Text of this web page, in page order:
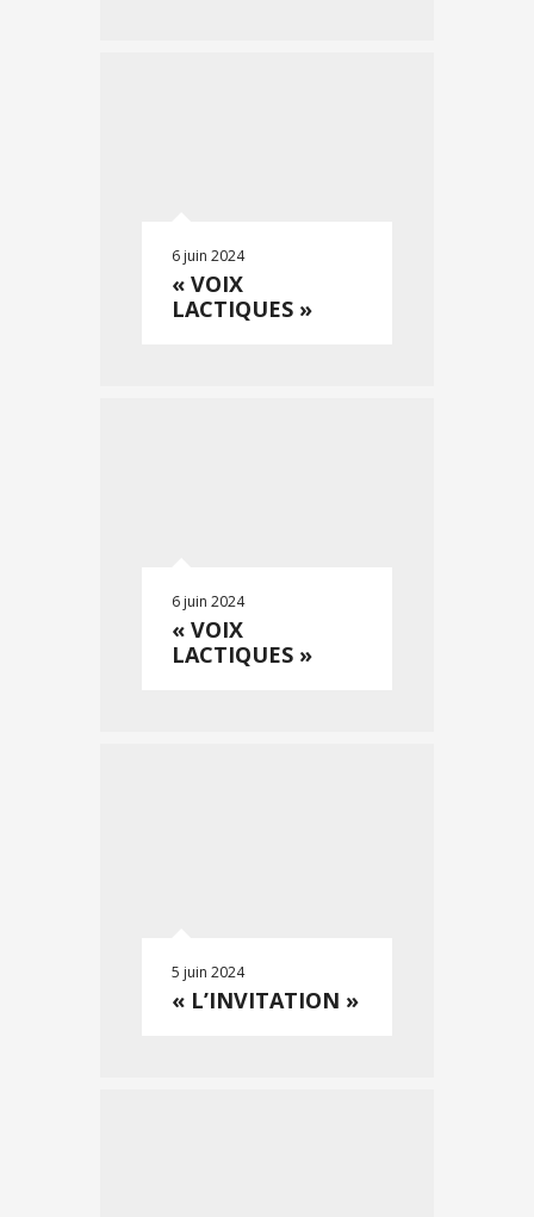
6 juin 2024
« VOIX
LACTIQUES »
6 juin 2024
« VOIX
LACTIQUES »
5 juin 2024
« L’INVITATION »